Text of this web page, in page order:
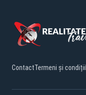
ContactTermeni și condiții